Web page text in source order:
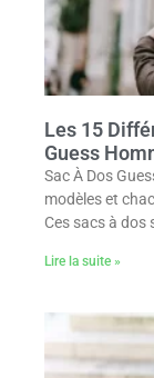
Les 15
Guess
Sac À Dos
modèles et
Ces sacs à dos
Lire la suite »